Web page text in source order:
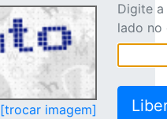
[trocar imagem]
Digite
lado no